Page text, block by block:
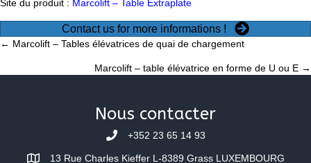
Site du produit : Marcolift – Table Extraplate
Contact us for more informations !
Posts
navigation
← Marcolift – Tables élévatrices de quai de chargement
Marcolift – table élévatrice en forme de U ou E →
Nous contacter
+352 23 65 14 93
13 Rue Charles Kieffer L-8389 Grass LUXEMBOURG